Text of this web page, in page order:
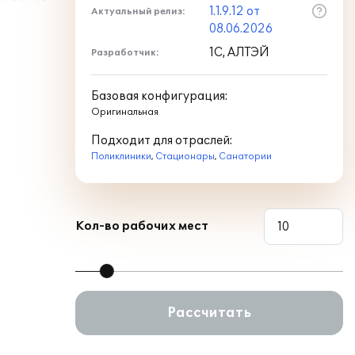
Актуальный релиз:
1.1.9.12 от
08.06.2026
Разработчик: 1С, АЛТЭЙ
Базовая конфигурация:
Оригинальная
Подходит для отраслей:
Поликлиники, Стационары, Санатории
Кол-во рабочих мест
Рассчитать